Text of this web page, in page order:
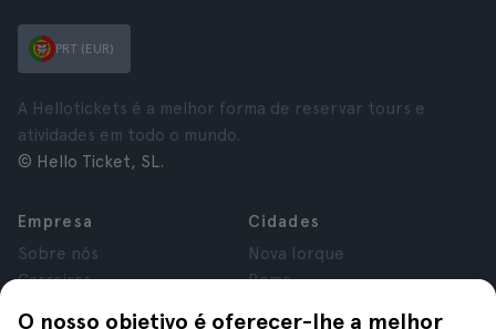
O nosso objetivo é oferecer-lhe a melhor
PRT (EUR)
A Hellotickets é a melhor forma de reservar tours e
atividades em todo o mundo.
© Hello Ticket, SL.
Empresa
Sobre nós
Carreiras
Cidades
Nova Iorque
Roma